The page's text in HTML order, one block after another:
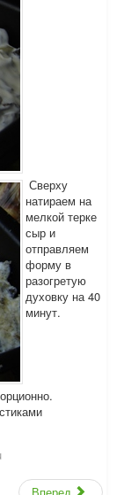
Сверху
натираем на
мелкой терке
сыр и
отправляем
форму в
разогретую
духовку на 40
минут.